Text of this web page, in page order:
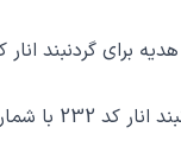
رضایت خاطر شما را برای یک خرید خوب فراهم